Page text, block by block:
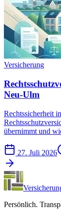
Versicherung
Neu-Ulm
Rechtssicherheit
übernimmt und
27. Juli 2026
Persönlich.